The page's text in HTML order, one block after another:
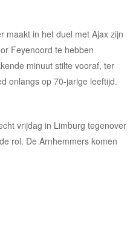
maakt in het duel met Ajax zijn
Feyenoord te hebben
minuut stilte vooraf, ter
onlangs op 70-jarige leeftijd.
vrijdag in Limburg tegenover
rol. De Arnhemmers komen